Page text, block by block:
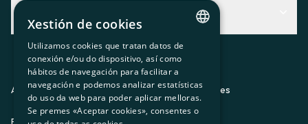
Descubre qué servicio te encaja mejor
Contacto
Actualidad
O recuncho da socia
Prensa
Trabaja con nosotros
Aviso legalPolítica de privacidadPolítica de cookies
CATALAN
SPANISH
GL
Xestión de cookies
Utilizamos cookies que tratan datos de
conexión e/ou do dispositivo, así como
hábitos de navegación para facilitar a
navegación e podemos analizar estatísticas
do uso da web para poder aplicar melloras.
Se premes «Aceptar cookies», consentes o